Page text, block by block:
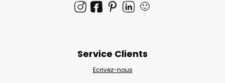
🙂
Service Clients
Ecrivez-nous